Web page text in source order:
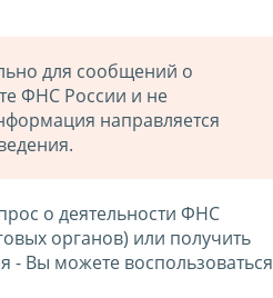
для сообщений о
ФНС России и не
направляется
о деятельности ФНС
органов) или получить
- Вы можете воспользоваться